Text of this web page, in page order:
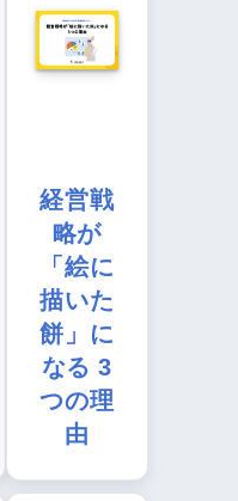
経営戦
略が
「絵に
描いた
餅」に
なる 3
つの理
由